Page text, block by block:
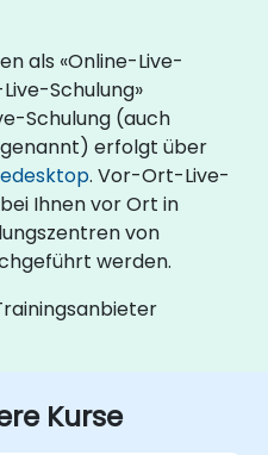
als «Online-Live-
Schulung»
Schulung (auch
genannt) erfolgt über
. Vor-Ort-Live-
Ihnen vor Ort in
von
werden.
Kurse